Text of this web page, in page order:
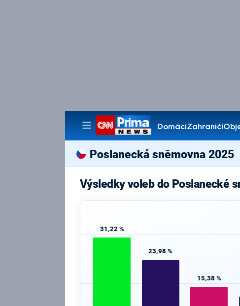
DomácíZahraničí
Pořady
Poslanecká sněmovna 2025
Výsledky voleb do Poslanecké
31,22 %
23,98 %
15,38 %